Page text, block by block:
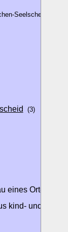
Seelscheid.
(3)
eines Ortes
kind- und